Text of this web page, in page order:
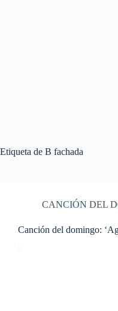
Etiqueta de B fachada
CANCIÓN DEL
Canción del domingo: